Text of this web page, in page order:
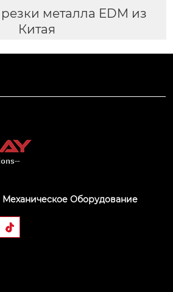
металла EDM из
Китая
Оборудование
